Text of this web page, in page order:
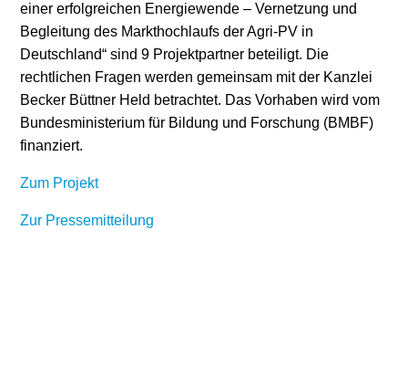
einer erfolgreichen Energiewende – Vernetzung und
Begleitung des Markthochlaufs der Agri-PV in
Deutschland“ sind 9 Projektpartner beteiligt. Die
rechtlichen Fragen werden gemeinsam mit der Kanzlei
Becker Büttner Held betrachtet. Das Vorhaben wird vom
Bundesministerium für Bildung und Forschung (BMBF)
finanziert.
Zum Projekt
Zur Pressemitteilung